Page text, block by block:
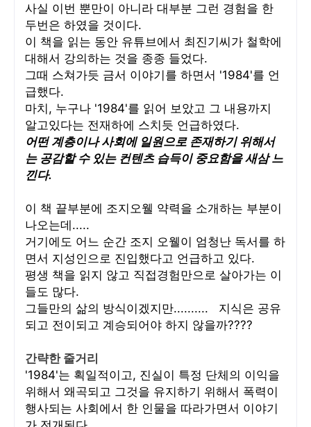
사실 이번 뿐만이 아니라 대부분 그런 경험을 한
두번은 하였을 것이다.
이 책을 읽는 동안 유튜브에서 최진기씨가 철학에
대해서 강의하는 것을 종종 들었다.
그때 스쳐가듯 금서 이야기를 하면서 '1984'를 언
급했다.
마치, 누구나 '1984'를 읽어 보았고 그 내용까지
알고있다는 전재하에 스치듯 언급하였다.
어떤 계층이나 사회에 일원으로 존재하기 위해서
는 공감할 수 있는 컨텐츠 습득이 중요함을 새삼 느
낀다.
이 책 끝부분에 조지오웰 약력을 소개하는 부분이
나오는데.....
거기에도 어느 순간 조지 오웰이 엄청난 독서를 하
면서 지성인으로 진입했다고 언급하고 있다.
평생 책을 읽지 않고 직접경험만으로 살아가는 이
들도 많다.
그들만의 삶의 방식이겠지만.......... 지식은 공유
되고 전이되고 계승되어야 하지 않을까????
간략한 줄거리
'1984'는 획일적이고, 진실이 특정 단체의 이익을
위해서 왜곡되고 그것을 유지하기 위해서 폭력이
행사되는 사회에서 한 인물을 따라가면서 이야기